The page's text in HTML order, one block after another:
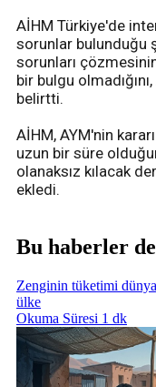
AİHM Türkiye'de
sorunlar bulunduğu
sorunları
bir bulgu
belirtti.
AİHM, AYM'nin
uzun bir süre
olanaksız kılacak
ekledi.
Bu haberler
Zenginin tüketimi
ülke
Okuma Süresi 1 dk